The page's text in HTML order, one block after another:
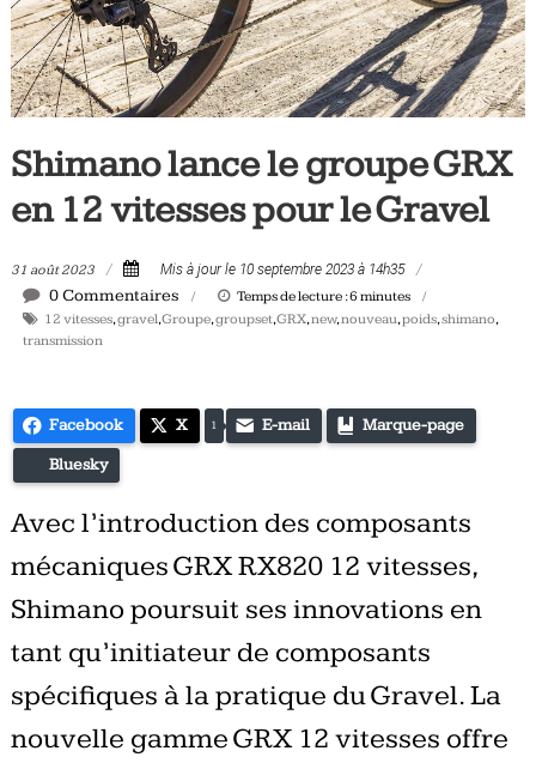
Tous
les
jours,
votre
vélo
triathlon
Shimano lance le groupe GRX
en 12 vitesses pour le Gravel
31 août 2023 Mis à jour le 10 septembre 2023 à 14h35
0 Commentaires Temps de lecture :6 minutes
12 vitesses,gravel,Groupe,groupset,GRX,new,nouveau,poids,shimano,
transmission
Facebook X 1 E-mail Marque-page
Bluesky
Avec l’introduction des composants
mécaniques GRX RX820 12 vitesses,
Shimano poursuit ses innovations en
tant qu’initiateur de composants
spécifiques à la pratique du Gravel. La
nouvelle gamme GRX 12 vitesses offre